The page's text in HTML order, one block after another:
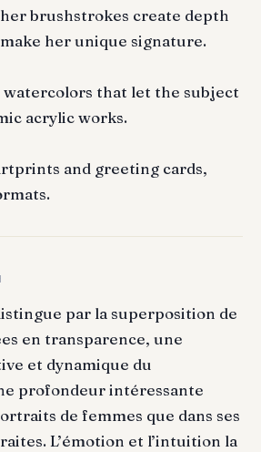
brushstrokes create depth
her unique signature.
that let the subject
acrylic works.
and greeting cards,
par la superposition de
en transparence, une
et dynamique du
profondeur intéressante
de femmes que dans ses
L’émotion et l’intuition la